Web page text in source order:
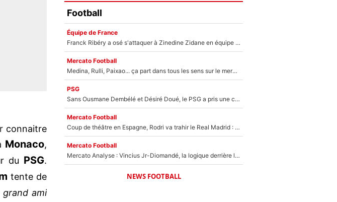
connaitre
Monaco,
du PSG.
tente de
grand ami
Football
Équipe de France
Franck Ribéry a osé s'attaquer à Zinedine Zidane en équipe de France : «Je n'aurais jamais fait ça»
Mercato Football
Medina, Rulli, Paixao... ça part dans tous les sens sur le mercato de l'OM : Frank McCourt va enfin récupérer l'argent qu'il attend ?
PSG
Sans Ousmane Dembélé et Désiré Doué, le PSG a pris une correction face à Majorque : Luis Enrique attend avec impatience des renforts !
Mercato Football
Coup de théâtre en Espagne, Rodri va trahir le Real Madrid : Le Ballon d'Or a choisi de signer au FC Barcelone !
Mercato Football
Mercato Analyse : Vincius Jr-Diomandé, la logique derrière la concordance des temps
NEWS FOOTBALL